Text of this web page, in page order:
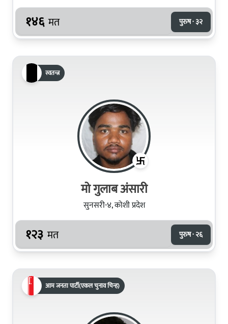
१४६ मत पुरुष · ३२
स्वतन्त्र
मो गुलाब अंसारी
सुनसरी-४, कोशी प्रदेश
१२३ मत पुरुष · २६
आम जनता पार्टी(एकल चुनाव चिन्ह)